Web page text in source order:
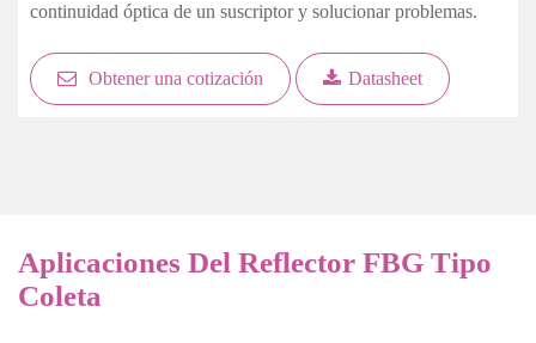
continuidad óptica de un suscriptor y solucionar problemas.
Obtener una cotización Datasheet
Aplicaciones Del Reflector FBG Tipo
Coleta